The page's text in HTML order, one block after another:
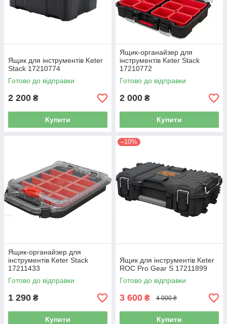
Ящик для інструментів Keter
Stack 17210774
Готово до відправки
2 200 ₴
Купити
Ящик-органайзер для
інструментів Keter Stack
17210772
Готово до відправки
2 000 ₴
Купити
Ящик-органайзер для
інструментів Keter Stack
17211433
Готово до відправки
1 290 ₴
Купити
–10%
Ящик для інструментів Keter
ROC Pro Gear S 17211899
Готово до відправки
3 600 ₴ 4 000 ₴
Купити